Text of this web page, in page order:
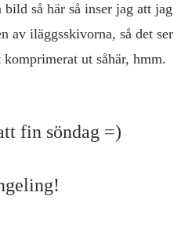
så här så inser jag att jag
av iläggsskivorna, så det ser
ut såhär, hmm.
fin söndag =)